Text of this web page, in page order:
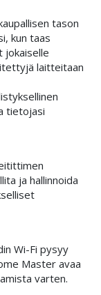
tason
kun taas
jokaiselle
laitteitaan
tietojasi
ja hallinnoida
Wi-Fi pysyy
Master avaa
varten.